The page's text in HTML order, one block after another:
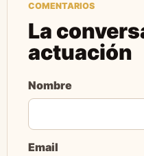
COMENTARIOS
La
actuación
Nombre
Email